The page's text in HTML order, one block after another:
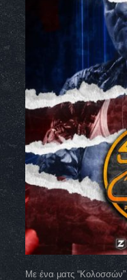
Με ένα ματς “Κολοσσών”